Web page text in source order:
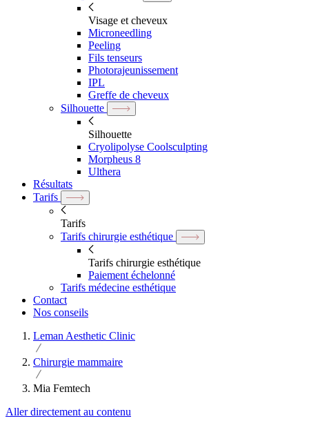
Visage et cheveux
Microneedling
Peeling
Fils tenseurs
Photorajeunissement
IPL
Greffe de cheveux
Silhouette
Silhouette
Cryolipolyse Coolsculpting
Morpheus 8
Ulthera
Résultats
Tarifs
Tarifs
Tarifs chirurgie esthétique
Tarifs chirurgie esthétique
Paiement échelonné
Tarifs médecine esthétique
Contact
Nos conseils
Leman Aesthetic Clinic
Chirurgie mammaire
Mia Femtech
Aller directement au contenu